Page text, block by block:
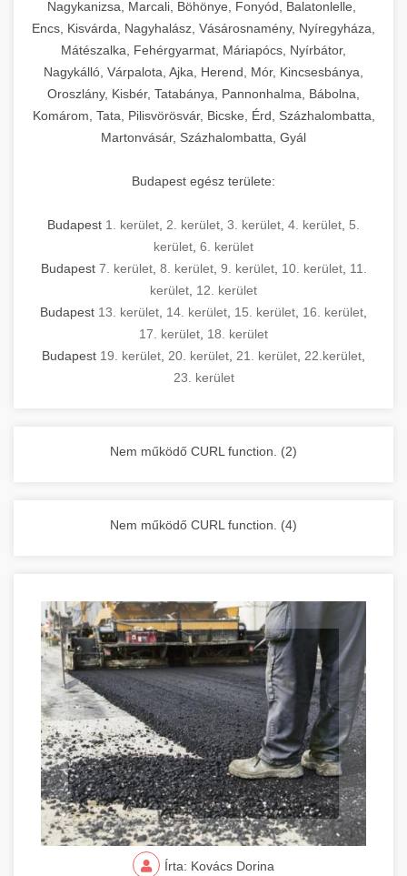
Ipari sütők és gőzpárolók katalógusa -
chef-iparikonyhagepek.hu
berendezések
használatot, miközben megfelel az összes
higiéniai előírásnak.
Ipari hűtőberendezések széles
választéka - chef-iparikonyhagepek.hu
kereskedelmi hűtőegység és hűtőkamra rendszerek
hőmérsékletet és vízminőséget figyelő
rendszerekkel, valamint energiatakarékos
technológiával rendelkeznek. A rozsdamentes
acél konstrukció és a könnyen hozzáférhető
karbantartási pontok biztosítják a hosszú
élettartamot és az egyszerű üzemeltetést.
Ipari mosogatógépek teljes kínálata -
kereskedelmi mosogatógép és tisztítóberendezések
tisztíthatók, szétszerelhetők és karbantarthatók,
megfelelnek az összes élelmiszer-biztonsági
előírásnak. Különböző teljesítményű modellek
állnak rendelkezésre asztali és állványos
kivitelben, az egyedi igények és a
feldolgozandó mennyiségek függvényében.
Biztonságos kezelést biztosító védőburkolatok
számára.
Sajtreszelő gépek szakmai választéka -
chef-iparikonyhagepek.hu
kereskedelmi sajtreszelő és aprítógépek
berendezést magában foglal, amely szükséges
egy modern, hatékonyan működő
kereskedelmi konyha komplett felszereléséhez
és működtetéséhez. Az alapvető
főzőberendezésektől (tűzhelyek, sütők,
grillsütők, frittőzök) kezdve a speciális
feldolgozógépeken (szeletelők, aprítók,
kiegészítő eszközökig mindent egy helyen
megtalál. Szakértő tanácsadóink segítenek a
megfelelő berendezések kiválasztásában, a
konyha optimális elrendezésének
megtervezésében, valamint a telepítés és az
üzembe helyezés koordinálásában. Hosszú távú
garancia, gyors szerviz és folyamatos műszaki
támogatás biztosítja az Ön nyugalmát és
Nagykonyhai berendezések komplett
Nagykanizsa, Marcali, Böhönye, Fonyód, Balatonlelle,
Encs, Kisvárda, Nagyhalász, Vásárosnamény, Nyíregyháza,
Mátészalka, Fehérgyarmat, Máriapócs, Nyírbátor,
Nagykálló, Várpalota, Ajka, Herend, Mór, Kincsesbánya,
Oroszlány, Kisbér, Tatabánya, Pannonhalma, Bábolna,
Komárom, Tata, Pilisvörösvár, Bicske, Érd, Százhalombatta,
Martonvásár, Százhalombatta, Gyál
Budapest egész területe:
Budapest 1. kerület 2. kerület 3. kerület 4. kerület 5.
kerület 6. kerület
Budapest 7. kerület, 8. kerület, 9. kerület, 10. kerület, 11.
kerület 12. kerület
Budapest 13. kerület 14. kerület 15. kerület 16. kerület
17. kerület 18. kerület
Budapest 19. kerület 20. kerület 21. kerület 22.kerület
23. kerület
Nem működő CURL function. (2)
Nem működő CURL function. (4)
Írta: Kovács Dorina